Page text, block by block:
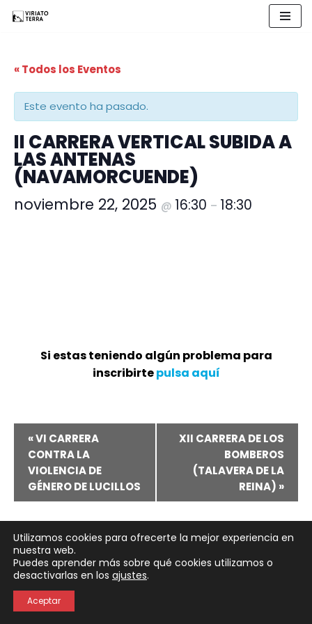
contenido
« Todos los Eventos
Este evento ha pasado.
II CARRERA VERTICAL SUBIDA A
LAS ANTENAS
(NAVAMORCUENDE)
noviembre 22, 2025 @ 16:30 – 18:30
Si estas teniendo algún problema para
inscribirtepulsa aquí
Navegación
del
Evento
«VI CARRERA
CONTRA LA
VIOLENCIA DE
GÉNERO DE LUCILLOS
XII CARRERA DE LOS
BOMBEROS
(TALAVERA DE LA
REINA) »
Neve| Funciona gracias aWordPress
Política de Privacidad
Utilizamos cookies para ofrecerte la mejor experiencia en
nuestra web.
Puedes aprender más sobre qué cookies utilizamos o
desactivarlas en los ajustes.
Aceptar